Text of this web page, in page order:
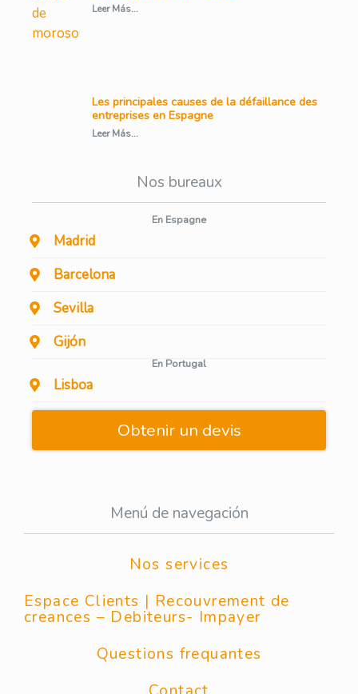
Leer Más...
Les principales causes de la défaillance des
entreprises en Espagne
Leer Más...
Nos bureaux
En Espagne
Madrid
Barcelona
Sevilla
Gijón
En Portugal
Lisboa
Obtenir un devis
Menú de navegación
Nos services
Espace Clients | Recouvrement de
creances – Debiteurs- Impayer
Questions frequantes